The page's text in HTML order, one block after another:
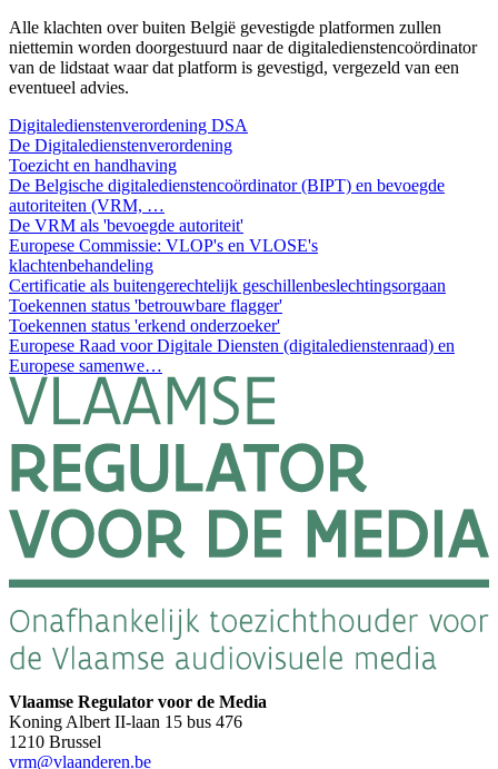
Alle klachten over buiten België gevestigde platformen zullen
niettemin worden doorgestuurd naar de digitaledienstencoördinator
van de lidstaat waar dat platform is gevestigd, vergezeld van een
eventueel advies.
Digitaledienstenverordening DSA
De Digitaledienstenverordening
Toezicht en handhaving
De Belgische digitaledienstencoördinator (BIPT) en bevoegde
autoriteiten (VRM, …
De VRM als 'bevoegde autoriteit'
Europese Commissie: VLOP's en VLOSE's
klachtenbehandeling
Certificatie als buitengerechtelijk geschillenbeslechtingsorgaan
Toekennen status 'betrouwbare flagger'
Toekennen status 'erkend onderzoeker'
Europese Raad voor Digitale Diensten (digitaledienstenraad) en
Europese samenwe…
Vlaamse Regulator voor de Media
Koning Albert II-laan 15 bus 476
1210 Brussel
vrm@vlaanderen.be